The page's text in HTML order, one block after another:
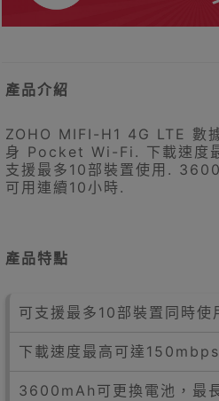
產品介紹
ZOHO MIFI-H1 4G LTE 數
身 Pocket Wi-Fi. 下載速度
支援最多10部裝置使用.
可用連續10小時.
產品特點
可支援最多10部裝置同時使
下載速度最高可達150mbps
3600mAh可更換電池，最